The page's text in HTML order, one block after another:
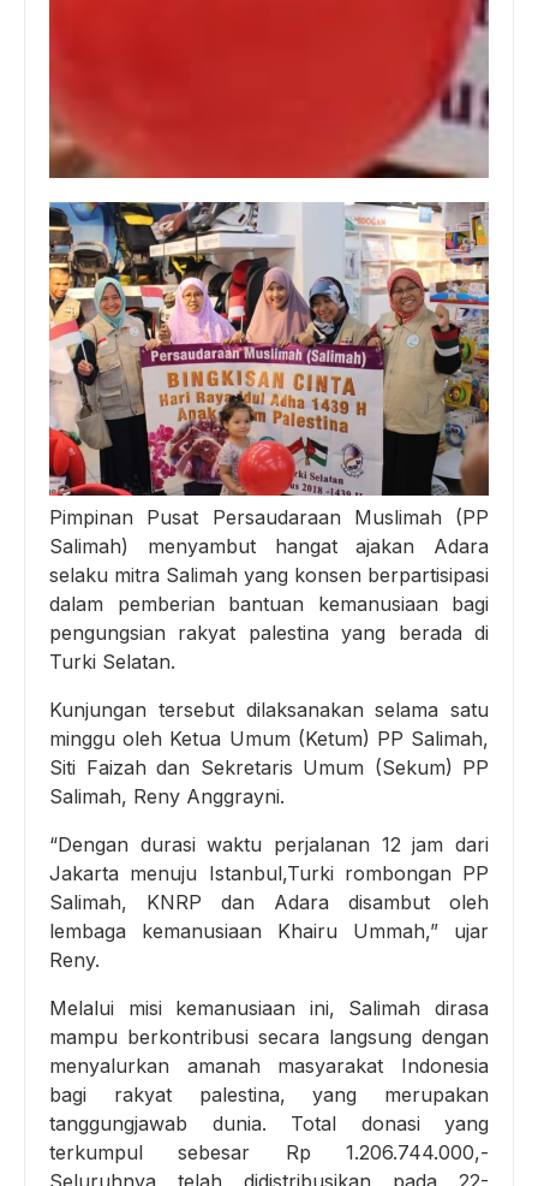
Pimpinan Pusat Persaudaraan Muslimah (PP
Salimah) menyambut hangat ajakan Adara
selaku mitra Salimah yang konsen berpartisipasi
dalam pemberian bantuan kemanusiaan bagi
pengungsian rakyat palestina yang berada di
Turki Selatan.
Kunjungan tersebut dilaksanakan selama satu
minggu oleh Ketua Umum (Ketum) PP Salimah,
Siti Faizah dan Sekretaris Umum (Sekum) PP
Salimah, Reny Anggrayni.
“Dengan durasi waktu perjalanan 12 jam dari
Jakarta menuju Istanbul,Turki rombongan PP
Salimah, KNRP dan Adara disambut oleh
lembaga kemanusiaan Khairu Ummah,” ujar
Reny.
Melalui misi kemanusiaan ini, Salimah dirasa
mampu berkontribusi secara langsung dengan
menyalurkan amanah masyarakat Indonesia
bagi rakyat palestina, yang merupakan
tanggungjawab dunia. Total donasi yang
terkumpul sebesar Rp 1.206.744.000,-